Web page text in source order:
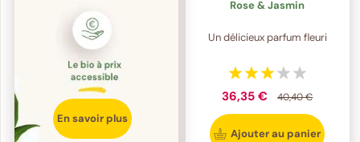
En savoir plus
Rose & Jasmin
Un délicieux parfum fleuri
36,35 € 40,40 €
Ajouter au panier